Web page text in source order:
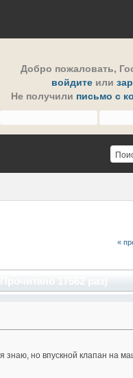
Добро пожаловать,
войдите или
Не получили письмо с
«
но впускной клапан на